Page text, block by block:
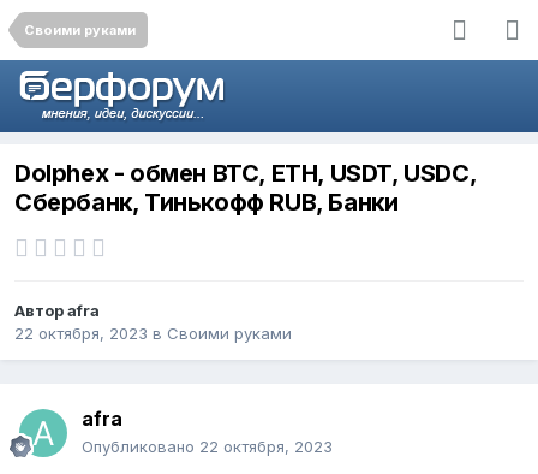
Своими руками
Dolphex - обмен BTC, ETH, USDT, USDC,
Сбербанк, Тинькофф RUB, Банки
Авторafra
22 октября, 2023 в Своими руками
afra
Опубликовано 22 октября, 2023